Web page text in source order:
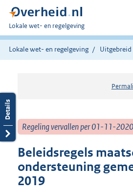
U
bent
hier:
Lokale wet- en regelgeving
Lokale wet- en regelgeving Uitgebreid
Regeling vervallen per 01-11-2020
Beleidsregels
ondersteuning
2019